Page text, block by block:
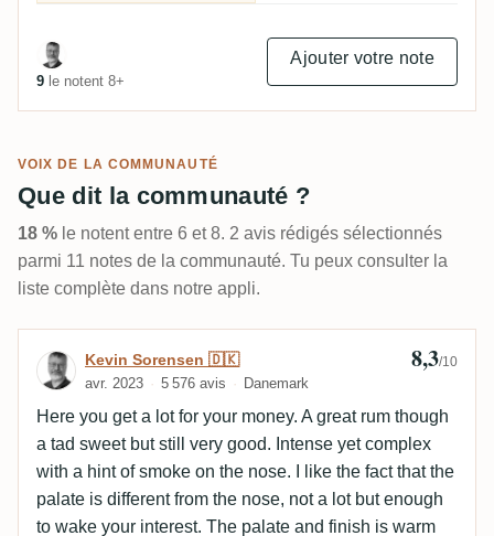
9 le notent 8+
Ajouter votre note
VOIX DE LA COMMUNAUTÉ
Que dit la communauté ?
18 % le notent entre 6 et 8. 2 avis rédigés sélectionnés
parmi 11 notes de la communauté. Tu peux consulter la
liste complète dans notre appli.
Avis de Kevin Sorensen 🇩🇰
Kevin Sorensen 🇩🇰
avr. 2023 5 576 avis Danemark
8,3/10
Here you get a lot for your money. A great rum though
a tad sweet but still very good. Intense yet complex
with a hint of smoke on the nose. I like the fact that the
palate is different from the nose, not a lot but enough
to wake your interest. The palate and finish is warm